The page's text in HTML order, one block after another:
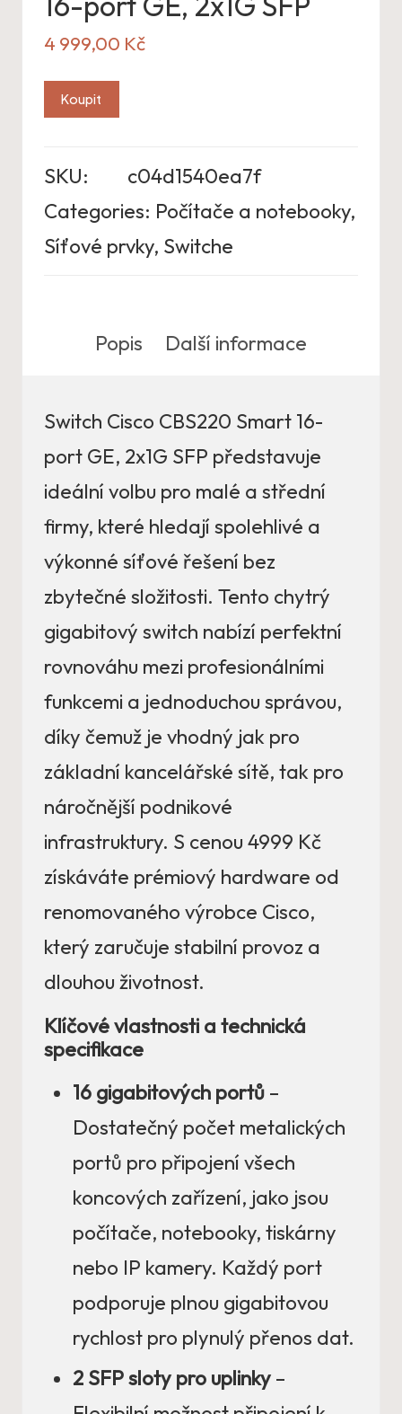
4 999,00 Kč
Koupit
SKU:
c04d1540ea7f
Categories: Počítače a notebooky,
Síťové prvky, Switche
Popis Další informace
Switch Cisco CBS220 Smart 16-
port GE, 2x1G SFP představuje
ideální volbu pro malé a střední
firmy, které hledají spolehlivé a
výkonné síťové řešení bez
zbytečné složitosti. Tento chytrý
gigabitový switch nabízí perfektní
rovnováhu mezi profesionálními
funkcemi a jednoduchou správou,
díky čemuž je vhodný jak pro
základní kancelářské sítě, tak pro
náročnější podnikové
infrastruktury. S cenou 4999 Kč
získáváte prémiový hardware od
renomovaného výrobce Cisco,
který zaručuje stabilní provoz a
dlouhou životnost.
Klíčové vlastnosti a technická
specifikace
16 gigabitových portů –
Dostatečný počet metalických
portů pro připojení všech
koncových zařízení, jako jsou
počítače, notebooky, tiskárny
nebo IP kamery. Každý port
podporuje plnou gigabitovou
rychlost pro plynulý přenos dat.
2 SFP sloty pro uplinky –